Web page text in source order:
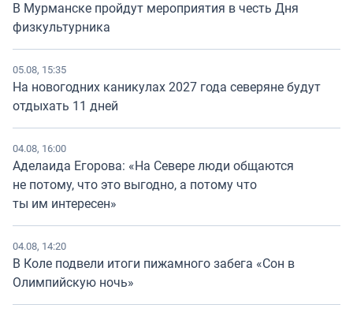
В Мурманске пройдут мероприятия в честь Дня
физкультурника
05.08, 15:35
На новогодних каникулах 2027 года северяне будут
отдыхать 11 дней
04.08, 16:00
Аделаида Егорова: «На Севере люди общаются
не потому, что это выгодно, а потому что
ты им интересен»
04.08, 14:20
В Коле подвели итоги пижамного забега «Сон в
Олимпийскую ночь»